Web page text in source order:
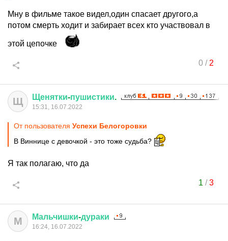
Мну в фильме такое видел,один спасает другого,а
потом смерть ходит и забирает всех кто участвовал в
этой цепочке
0/ 2
Щ Щенятки-пушистики.
15:31, 16.07.2022
От пользователя Успехи Белогоровки
В Виннице с девочкой - это тоже судьба?
Я так полагаю, что да
1 /3
М Мальчишки-дураки
16:24, 16.07.2022